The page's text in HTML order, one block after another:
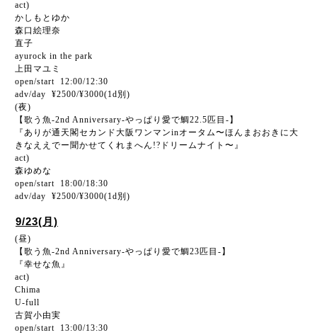
act)
かしもとゆか
森口絵理奈
直子
ayurock in the park
上田マユミ
open/start 12:00/12:30
adv/day ¥2500/¥3000(1d別)
(夜)
【歌う魚-2nd Anniversary-やっぱり愛で鯛22.5匹目-】
『ありが通天閣セカンド大阪ワンマンinオータム〜ほんまおおきに大
きなええでー聞かせてくれまへん!?ドリームナイト〜』
act)
森ゆめな
open/start 18:00/18:30
adv/day ¥2500/¥3000(1d別)
9/23(月)
(昼)
【歌う魚-2nd Anniversary-やっぱり愛で鯛23匹目-】
『幸せな魚』
act)
Chima
U-full
古賀小由実
open/start 13:00/13:30